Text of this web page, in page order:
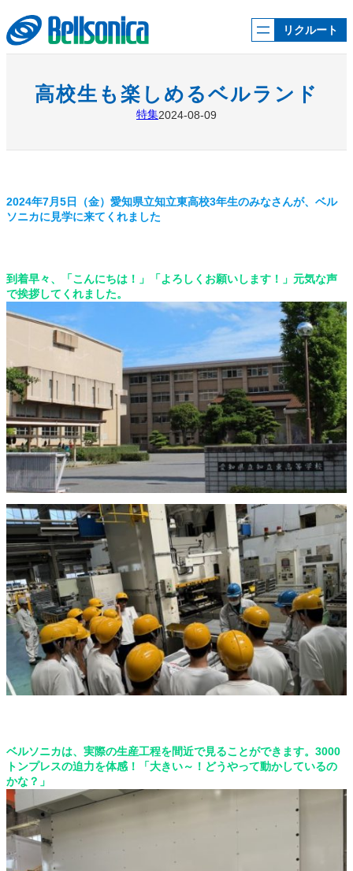
容
を
ス
リクルート
高校生も楽しめるベルランド
特集2024-08-09
2024年7月5日（金）愛知県立知立東高校3年生のみなさんが、ベル
ソニカに見学に来てくれました
到着早々、「こんにちは！」「よろしくお願いします！」元気な声
で挨拶してくれました。
ベルソニカは、実際の生産工程を間近で見ることができます。3000
トンプレスの迫力を体感！「大きい～！どうやって動かしているの
かな？」